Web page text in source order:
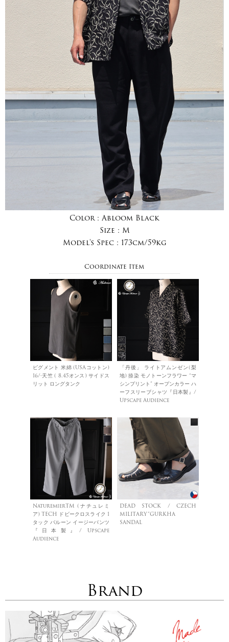
Color : Abloom Black
Size : M
Model's Spec : 173cm/59kg
Coordinate Item
ピグメント 米綿 (USAコットン)
16/-天竺 ( 8.45オンス) サイドス
リット ロングタンク
「丹後」 ライトアムンゼン(梨
地) 捺染 モノトーンフラワー “マ
シンプリント” オープンカラー ハ
ーフスリーブシャツ『日本製』/
Upscape Audience
NaturemierTM (ナチュレミ
ア) TECH ドビークロスライク 1
タック バルーン イージーパンツ
『日本製』/ Upscape
Audience
DEAD STOCK / CZECH
MILITARY”GURKHA
SANDAL
Brand